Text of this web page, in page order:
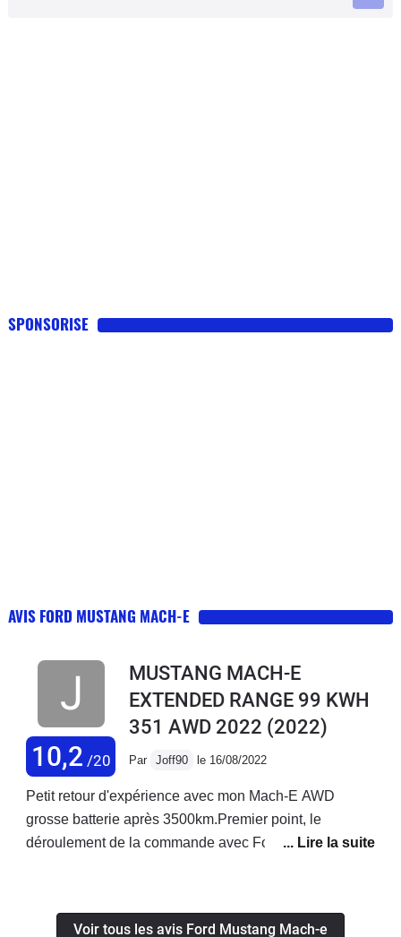
SPONSORISE
AVIS FORD MUSTANG MACH-E
10,2 /20
MUSTANG MACH-E
EXTENDED RANGE 99 KWH
351 AWD 2022 (2022)
Par Joff90 le 16/08/2022
Petit retour d'expérience avec mon Mach-E AWD
grosse batterie après 3500km.Premier point, le
déroulement de la commande avec Ford et son réseau,
n'ai qu'à annuler la commande, et au final il y a eu 1
Voir tous les avis Ford Mustang Mach-e